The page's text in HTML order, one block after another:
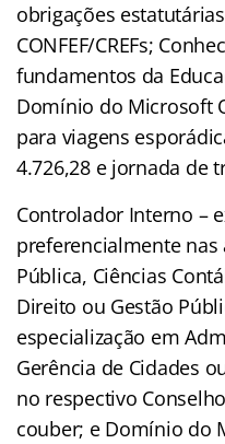
obrigações
CONFEF/CREFs;
fundamentos da
Domínio do Microsoft
para viagens
4.726,28 e jornada de
Controlador Interno –
preferencialmente
Pública, Ciências
Direito ou Gestão
especialização em
Gerência de Cidades
no respectivo
couber; e Domínio do